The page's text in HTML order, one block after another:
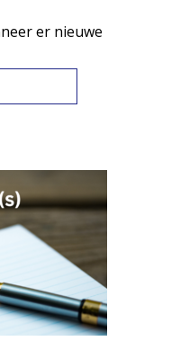
er nieuwe